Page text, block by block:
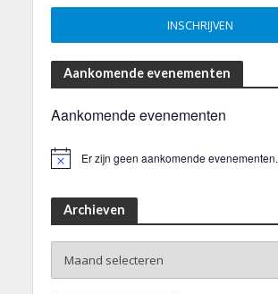
Aankomende evenementen
Aankomende evenementen
Er zijn geen aankomende evenementen.
Archieven